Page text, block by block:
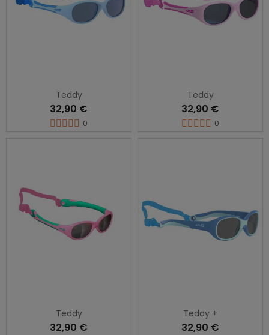
Teddy
32,90 €
0
Teddy
32,90 €
0
Teddy
32,90 €
Teddy +
32,90 €